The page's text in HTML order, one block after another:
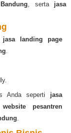
, serta jasa
jasa landing page
.
Anda seperti jasa
pesantren
.